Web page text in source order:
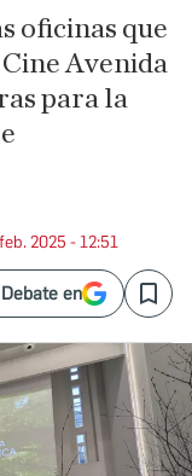
oficinas que
Avenida
para la
2025 - 12:51
en Save